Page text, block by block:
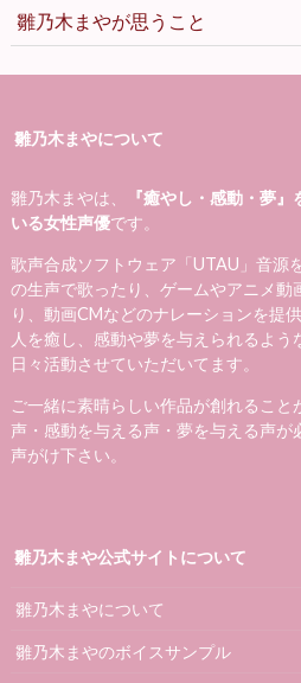
雛乃木まやが思うこと
雛乃木まやについて
雛乃木まやは、
『癒やし・感動・夢
いる女性声優です。
歌声合成ソフトウェア「UTAU」音源
の生声で歌ったり、ゲームやアニメ動
り、動画CMなどのナレーションを提
人を癒し、感動や夢を与えられるよう
日々活動させていただいてます。
ご一緒に素晴らしい作品が創れるこ
声・感動を与える声・夢を与える声が
声がけ下さい。
雛乃木まや公式サイトについて
雛乃木まやについて
雛乃木まやのボイスサンプル